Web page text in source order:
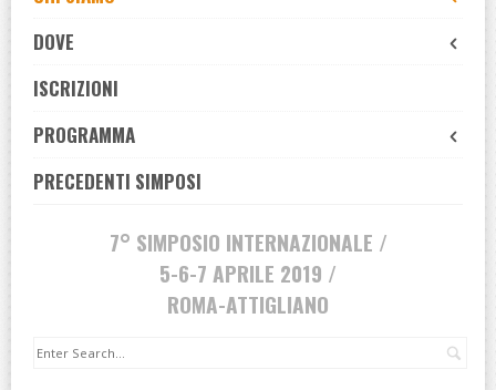
DOVE
ISCRIZIONI
PROGRAMMA
PRECEDENTI SIMPOSI
7° SIMPOSIO INTERNAZIONALE /
5-6-7 APRILE 2019 /
ROMA-ATTIGLIANO